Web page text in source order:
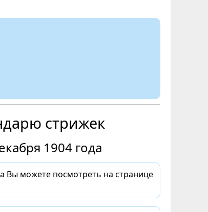
стрижек
1904 года
Вы можете посмотреть на странице